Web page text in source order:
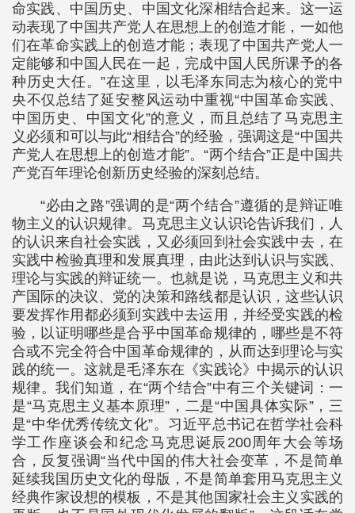
命实践、中国历史、中国文化深相结合起来。这一运
动表现了中国共产党人在思想上的创造才能，一如他
们在革命实践上的创造才能；表现了中国共产党人一
定能够和中国人民在一起，完成中国人民所课予的各
种历史大任。”在这里，以毛泽东同志为核心的党中
央不仅总结了延安整风运动中重视“中国革命实践、
中国历史、中国文化”的意义，而且总结了马克思主
义必须和可以与此“相结合”的经验，强调这是“中国共
产党人在思想上的创造才能”。“两个结合”正是中国共
产党百年理论创新历史经验的深刻总结。
“必由之路”强调的是“两个结合”遵循的是辩证唯
物主义的认识规律。马克思主义认识论告诉我们，人
的认识来自社会实践，又必须回到社会实践中去，在
实践中检验真理和发展真理，由此达到认识与实践、
理论与实践的辩证统一。也就是说，马克思主义和共
产国际的决议、党的决策和路线都是认识，这些认识
要发挥作用都必须到实践中去运用，并经受实践的检
验，以证明哪些是合乎中国革命规律的，哪些是不符
合或不完全符合中国革命规律的，从而达到理论与实
践的统一。这就是毛泽东在《实践论》中揭示的认识
规律。我们知道，在“两个结合”中有三个关键词：一
是“马克思主义基本原理”，二是“中国具体实际”，三
是“中华优秀传统文化”。习近平总书记在哲学社会科
学工作座谈会和纪念马克思诞辰200周年大会等场
合，反复强调“当代中国的伟大社会变革，不是简单
延续我国历史文化的母版，不是简单套用马克思主义
经典作家设想的模板，不是其他国家社会主义实践的